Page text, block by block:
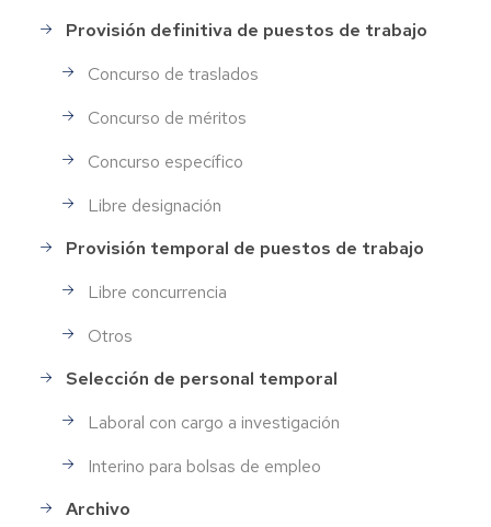
Provisión definitiva de puestos de trabajo
Concurso de traslados
Concurso de méritos
Concurso específico
Libre designación
Provisión temporal de puestos de trabajo
Libre concurrencia
Otros
Selección de personal temporal
Laboral con cargo a investigación
Interino para bolsas de empleo
Archivo